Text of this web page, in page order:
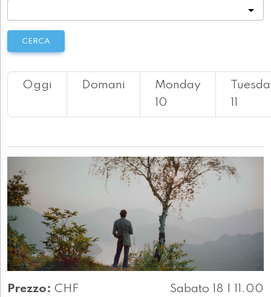
CERCA
Oggi Domani
Monday
10
11
Prezzo: CHF Sabato 18 | 11.00